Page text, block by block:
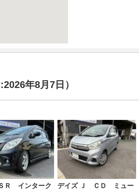
年8月7日）
Ｒ インターク
デイズ Ｊ ＣＤ ミュー